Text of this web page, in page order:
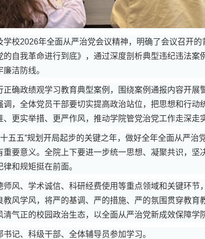
学校2026年全面从严治党会议精神，明确了会议召开
的自我革命进行到底》，通过深度剖析典型违纪违法案
洁防线。
确政绩观学习教育典型案例，围绕案例通报内容开展
，全体党员干部要切实提高政治站位，把思想和行动
更实举措、更严作风，推动学院管党治党工作走深走
五五”规划开局起步的关键之年，做好全年全面从严治
要意义。全院上下要进一步统一思想、凝聚共识，坚
和规矩挺在前面。
师风、学术诚信、科研经费使用等重点领域和关键环节
风学风，将严的基调、严的措施、严的氛围贯穿教育
气正的校园政治生态，以全面从严治党新成效保障学
记、科级干部、全体辅导员参加学习。